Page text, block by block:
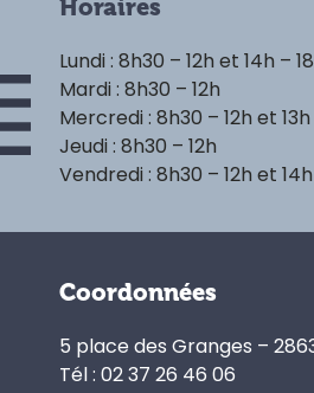
Horaires
Lundi : 8h30 – 12h et 14h –
Mardi : 8h30 – 12h
Mercredi : 8h30 – 12h et 13h
Jeudi : 8h30 – 12h
Vendredi : 8h30 – 12h et
Coordonnées
5 place des Granges –
Tél : 02 37 26 46 06